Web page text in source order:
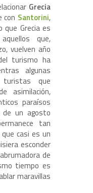
Grecia
con Santorini,
que Grecia es
que,
vuelven año
turismo ha
algunas
que
asimilación,
paraísos
un agosto
tan
casi es un
esconder
de
tiempo es
maravillas